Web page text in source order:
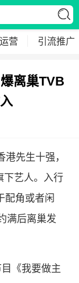
营 引流推广
离巢TVB
先生十强，
下艺人。入行
配角或者闲
满后离巢发
《我要做主